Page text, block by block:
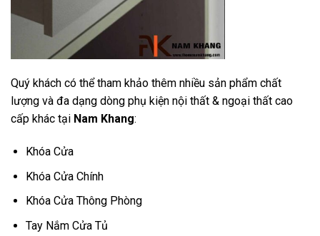
Quý khách có thể tham khảo thêm nhiều sản phẩm chất
lượng và đa dạng dòng phụ kiện nội thất & ngoại thất cao
cấp khác tại Nam Khang:
Khóa Cửa
Khóa Cửa Chính
Khóa Cửa Thông Phòng
Tay Nắm Cửa Tủ